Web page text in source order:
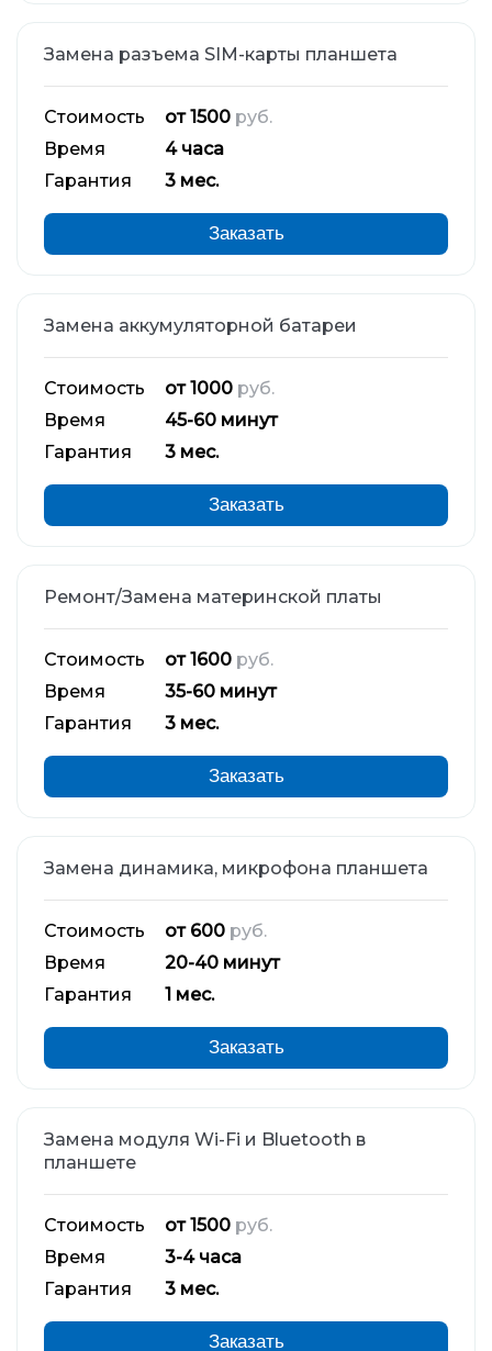
Замена разъема SIM-карты планшета
Стоимость от 1500 руб.
Время
4 часа
Гарантия
3 мес.
Заказать
Замена аккумуляторной батареи
Стоимость от 1000 руб.
Время
45-60 минут
Гарантия
3 мес.
Заказать
Ремонт/Замена материнской платы
Стоимость от 1600 руб.
Время
35-60 минут
Гарантия
3 мес.
Заказать
Замена динамика, микрофона планшета
Стоимость от 600 руб.
Время
20-40 минут
Гарантия
1 мес.
Заказать
Замена модуля Wi-Fi и Bluetooth в
планшете
Стоимость от 1500 руб.
Время
3-4 часа
Гарантия
3 мес.
Заказать